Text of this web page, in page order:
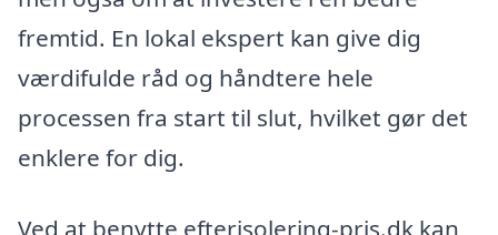
fremtid. En lokal ekspert kan give dig
værdifulde råd og håndtere hele
processen fra start til slut, hvilket gør det
enklere for dig.
Ved at benytte efterisolering-pris.dk kan